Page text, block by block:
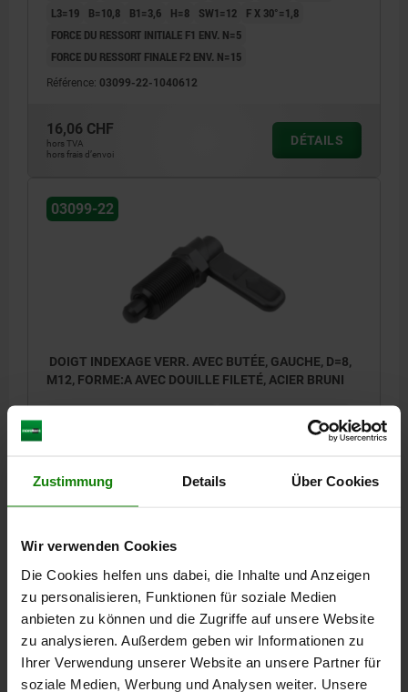
Zustimmung Details Über Cookies
Wir verwenden Cookies
Die Cookies helfen uns dabei, die Inhalte und Anzeigen
zu personalisieren, Funktionen für soziale Medien
anbieten zu können und die Zugriffe auf unsere Website
zu analysieren. Außerdem geben wir Informationen zu
Ihrer Verwendung unserer Website an unsere Partner für
soziale Medien, Werbung und Analysen weiter. Unsere
L3=19
B=10,8 B1=3,6 H=8 SW1=12
F X 30°=1,8
FORCE DU RESSORT INITIALE F1 ENV. N=5
FORCE DU RESSORT FINALE F2 ENV. N=15
Référence: 03099-22-1040612
16,06 CHF
hors TVA
hors frais d’envoi
DÉTAILS
03099-22
DOIGT INDEXAGE VERR. AVEC BUTÉE, GAUCHE, D=8,
M12, FORME:A AVEC DOUILLE FILETÉ, ACIER BRUNI
L=47,4
FORCE DU RESSORT INITIALE F1 ENV. N=5
FORCE DU RESSORT FINALE F2 ENV. N=15
16,06 CHF
hors frais d’envoi
03099-22